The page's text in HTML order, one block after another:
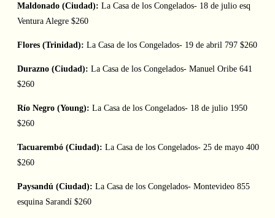
Maldonado (Ciudad): La Casa de los Congelados- 18 de julio esq
Ventura Alegre $260
Flores (Trinidad): La Casa de los Congelados- 19 de abril 797 $260
Durazno (Ciudad): La Casa de los Congelados- Manuel Oribe 641
$260
Río Negro (Young): La Casa de los Congelados- 18 de julio 1950
$260
Tacuarembó (Ciudad): La Casa de los Congelados- 25 de mayo 400
$260
Paysandú (Ciudad): La Casa de los Congelados- Montevideo 855
esquina Sarandí $260